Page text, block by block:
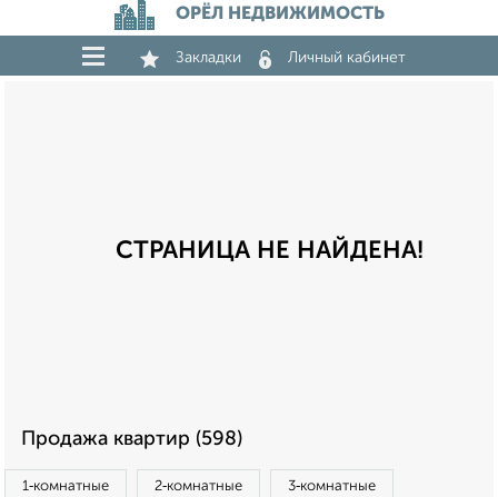
ОРЁЛ НЕДВИЖИМОСТЬ
Закладки Личный кабинет
СТРАНИЦА НЕ НАЙДЕНА!
Продажа квартир (598)
1‑комнатные 2‑комнатные 3‑комнатные